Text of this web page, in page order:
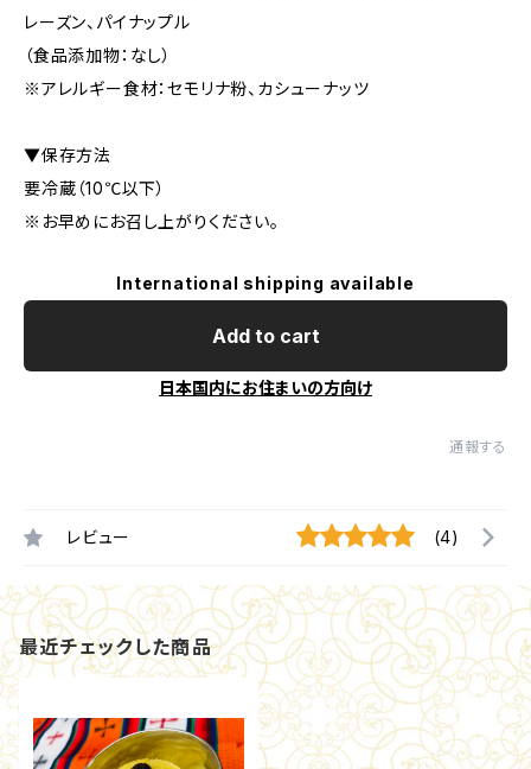
レーズン、パイナップル
（食品添加物：なし）
※アレルギー食材：セモリナ粉、カシューナッツ
▼保存方法
要冷蔵（10℃以下）
※お早めにお召し上がりください。
International shipping available
Add to cart
日本国内にお住まいの方向け
通報する
レビュー (4)
最近チェックした商品